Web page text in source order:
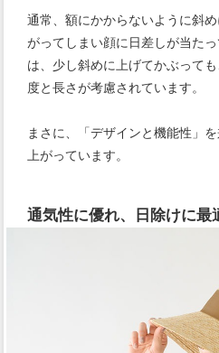
通常、額にかからないように斜
がってしまい顔に日差しが当た
は、少し斜めに上げてかぶって
度と長さが考慮されています。
まさに、「デザインと機能性」
上がっています。
通気性に優れ、日除けに最